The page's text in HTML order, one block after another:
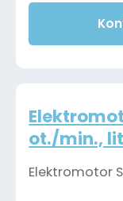
ot./min.,
Elektromotor